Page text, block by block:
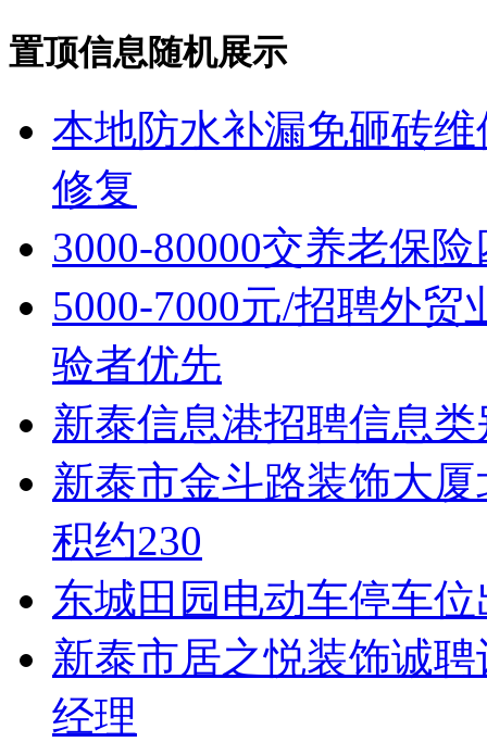
置顶信息随机展示
本地防水补漏免砸砖
修复
3000-80000交养老保
5000-7000元/招聘外
验者优先
新泰信息港招聘信息
新泰市金斗路装饰大
积约230
东城田园电动车停车
新泰市居之悦装饰诚
经理